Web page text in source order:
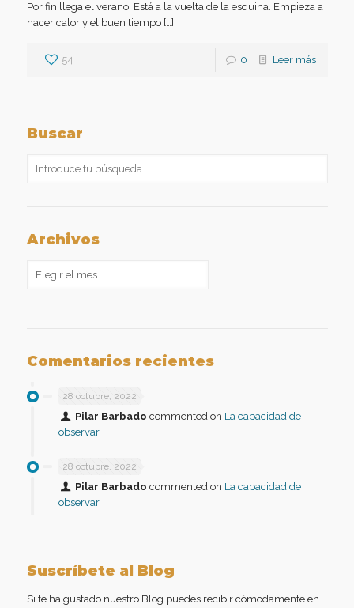
Por fin llega el verano. Está a la vuelta de la esquina. Empieza a
hacer calor y el buen tiempo […]
54 0 Leer más
Buscar
Archivos
Comentarios recientes
28 octubre, 2022
Pilar Barbado commented on La capacidad de
observar
28 octubre, 2022
Pilar Barbado commented on La capacidad de
observar
Suscríbete al Blog
Si te ha gustado nuestro Blog puedes recibir cómodamente en